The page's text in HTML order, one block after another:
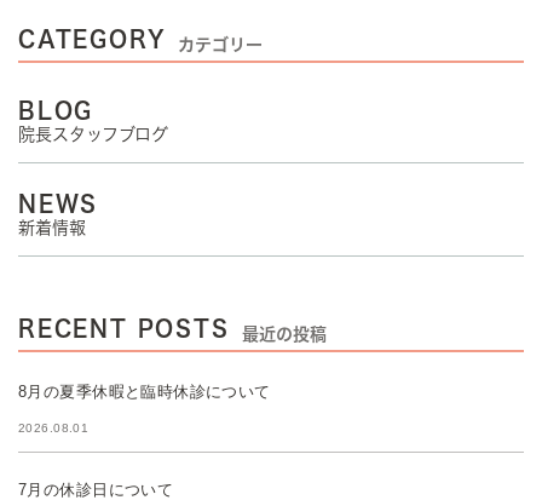
CATEGORY カテゴリー
BLOG
院長スタッフブログ
NEWS
新着情報
RECENT POSTS 最近の投稿
8月の夏季休暇と臨時休診について
2026.08.01
7月の休診日について